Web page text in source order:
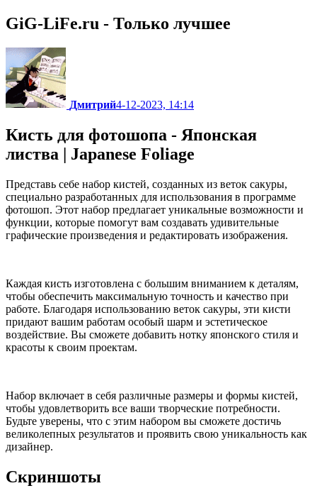
GiG-LiFe.ru - Только лучшее
Дмитрий4-12-2023, 14:14
Кисть для фотошопа - Японская
листва | Japanese Foliage
Представь себе набор кистей, созданных из веток сакуры,
специально разработанных для использования в программе
фотошоп. Этот набор предлагает уникальные возможности и
функции, которые помогут вам создавать удивительные
графические произведения и редактировать изображения.
Каждая кисть изготовлена с большим вниманием к деталям,
чтобы обеспечить максимальную точность и качество при
работе. Благодаря использованию веток сакуры, эти кисти
придают вашим работам особый шарм и эстетическое
воздействие. Вы сможете добавить нотку японского стиля и
красоты к своим проектам.
Набор включает в себя различные размеры и формы кистей,
чтобы удовлетворить все ваши творческие потребности.
Будьте уверены, что с этим набором вы сможете достичь
великолепных результатов и проявить свою уникальность как
дизайнер.
Скриншоты